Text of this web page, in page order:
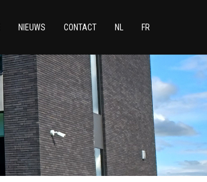
NIEUWS CONTACT NL FR